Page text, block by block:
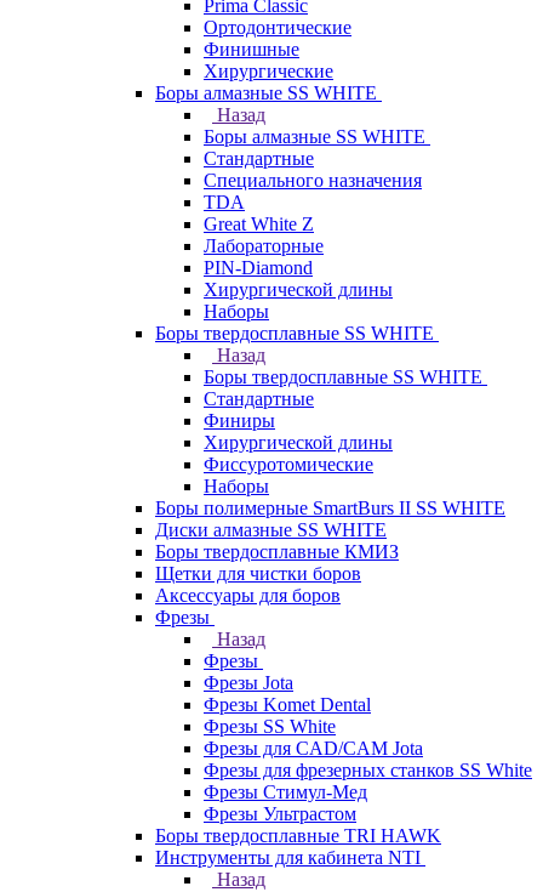
Prima Classic
Ортодонтические
Финишные
Хирургические
Боры алмазные SS WHITE
Назад
Боры алмазные SS WHITE
Стандартные
Специального назначения
TDA
Great White Z
Лабораторные
PIN-Diamond
Хирургической длины
Наборы
Боры твердосплавные SS WHITE
Назад
Боры твердосплавные SS WHITE
Стандартные
Финиры
Хирургической длины
Фиссуротомические
Наборы
Боры полимерные SmartBurs II SS WHITE
Диски алмазные SS WHITE
Боры твердосплавные КМИЗ
Щетки для чистки боров
Аксессуары для боров
Фрезы
Назад
Фрезы
Фрезы Jota
Фрезы Komet Dental
Фрезы SS White
Фрезы для CAD/CAM Jota
Фрезы для фрезерных станков SS White
Фрезы Стимул-Мед
Фрезы Ультрастом
Боры твердосплавные TRI HAWK
Инструменты для кабинета NTI
Назад